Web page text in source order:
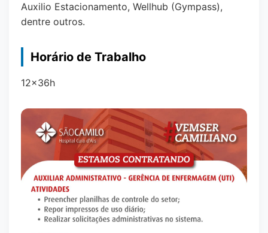
Auxilio Estacionamento, Wellhub (Gympass),
dentre outros.
Horário de Trabalho
12x36h